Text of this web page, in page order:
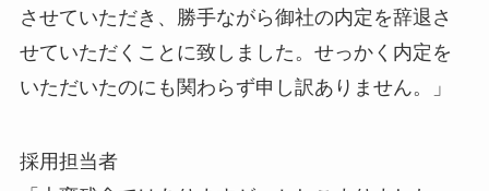
させていただき、勝手ながら御社の内定を辞退さ
せていただくことに致しました。せっかく内定を
いただいたのにも関わらず申し訳ありません。」
採用担当者